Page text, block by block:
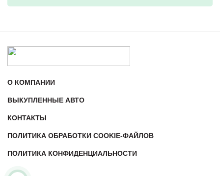
О КОМПАНИИ
ВЫКУПЛЕННЫЕ АВТО
КОНТАКТЫ
ПОЛИТИКА ОБРАБОТКИ COOKIE-ФАЙЛОВ
ПОЛИТИКА КОНФИДЕНЦИАЛЬНОСТИ